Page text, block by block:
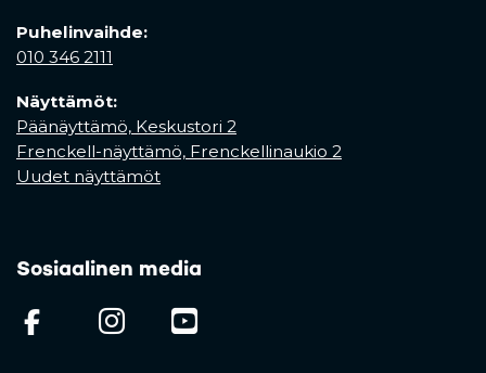
Puhelinvaihde:
010 346 2111
Näyttämöt:
Päänäyttämö, Keskustori 2
Frenckell-näyttämö, Frenckellinaukio 2
Uudet näyttämöt
Sosiaalinen media
(opens in a new tab)
(opens in a new tab)